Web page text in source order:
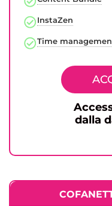
InstaZen
Time
dalla